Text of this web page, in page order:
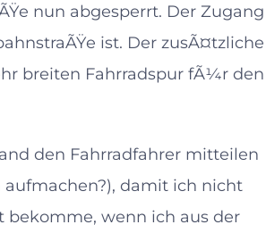
nun abgesperrt. Der Zugang
ist. Der zusÃ¤tzliche
breiten Fahrradspur fÃ¼r den
den Fahrradfahrer mitteilen
aufmachen?), damit ich nicht
bekomme, wenn ich aus der